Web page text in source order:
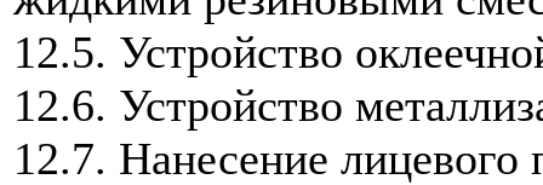
12.5. Устройство
12.6. Устройство
12.7. Нанесение лицевого